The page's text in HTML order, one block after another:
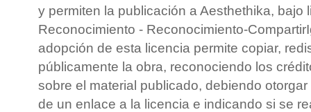
y permiten la publicación a Aesthethika, bajo
Reconocimiento - Reconocimiento-
adopción de esta licencia permite copiar,
públicamente la obra, reconociendo los
sobre el material publicado, debiendo
de un enlace a la licencia e indicando si se